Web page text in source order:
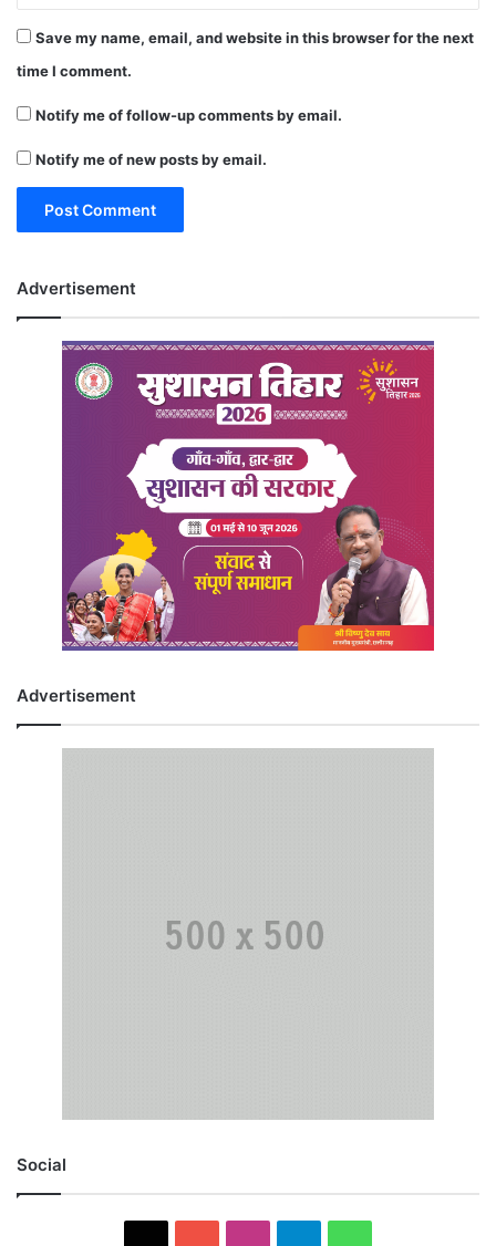
Save my name, email, and website in this browser for the next
time I comment.
Notify me of follow-up comments by email.
Notify me of new posts by email.
Advertisement
Advertisement
Social